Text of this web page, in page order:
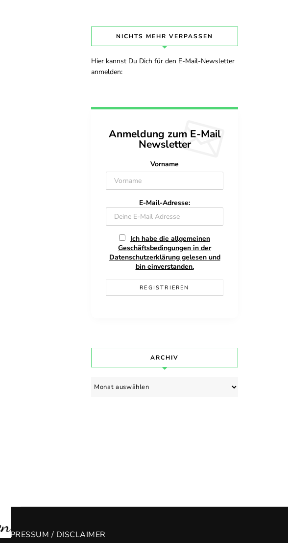
NICHTS MEHR VERPASSEN
Hier kannst Du Dich für den E-Mail-Newsletter
anmelden:
Anmeldung zum E-Mail
Newsletter
Vorname
E-Mail-Adresse:
Ich habe die allgemeinen
Geschäftsbedingungen in der
Datenschutzerklärung gelesen und
bin einverstanden.
ARCHIV
Archiv
IMPRESSUM / DISCLAIMER